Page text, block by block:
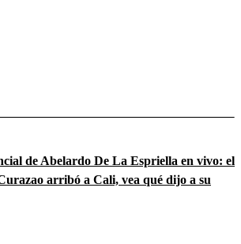
de Abelardo De La Espriella en vivo: el
arribó a Cali, vea qué dijo a su